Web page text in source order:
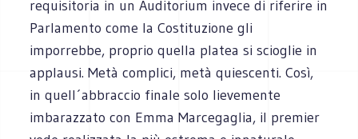
requisitoria in un Auditorium invece di riferire in
Parlamento come la Costituzione gli
imporrebbe, proprio quella platea si scioglie in
applausi. Metà complici, metà quiescenti. Così,
in quell´abbraccio finale solo lievemente
imbarazzato con Emma Marcegaglia, il premier